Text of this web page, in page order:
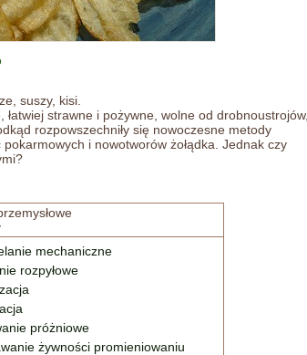
suszy, kisi.
strawne i pożywne, wolne od drobnoustrojów,
rozpowszechniły się nowoczesne metody
i nowotworów żołądka. Jednak czy
mechaniczne
rozpyłowe
próżniowe
żywności promieniowaniu